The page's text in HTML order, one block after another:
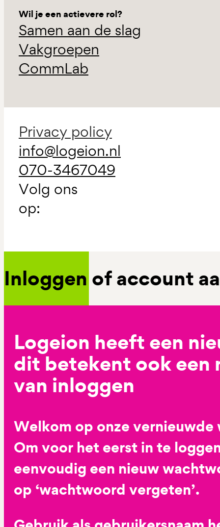
Wil je een actievere rol?
Samen aan de slag
Vakgroepen
CommLab
Privacy policy
info@logeion.nl
070-3467049
Volg ons
op:
Inloggen of account
Logeion heeft een
dit betekent ook een
van inloggen
Welkom op onze vernieuwde
Om voor het eerst in te
eenvoudig een nieuw
op ‘wachtwoord vergeten’.